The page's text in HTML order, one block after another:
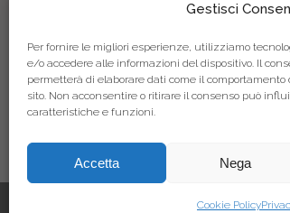
Gestisci
Per fornire le migliori esperienze, utilizziamo
e/o accedere alle informazioni del dispositivo. Il
permetterà di elaborare dati come il
sito. Non acconsentire o ritirare il consenso può
caratteristiche e funzioni.
Accetta Nega
Cookie Policy
Telefono: +39 0444.360536 | Fax: